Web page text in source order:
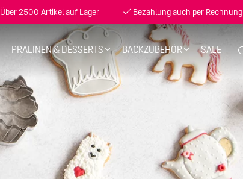
Über 2500 Artikel auf Lager Bezahlung auch per Rechnung
PRALINEN & DESSERTS BACKZUBEHÖR SALE